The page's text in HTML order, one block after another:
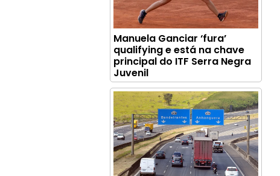
Manuela Ganciar ‘fura’
qualifying e está na chave
principal do ITF Serra Negra
Juvenil